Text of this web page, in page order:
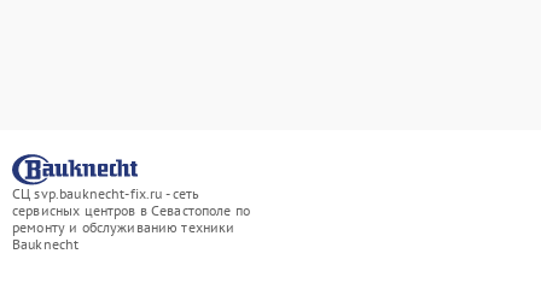
СЦ svp.bauknecht-fix.ru - сеть
сервисных центров в Севастополе по
ремонту и обслуживанию техники
Bauknecht